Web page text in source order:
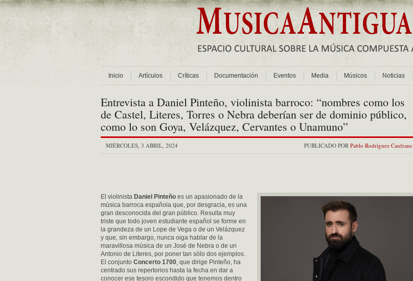
Inicio Artículos Críticas Documentación Eventos Media Músicos Noticias
Entrevista a Daniel Pinteño, violinista barroco: “nombres como los
de Castel, Literes, Torres o Nebra deberían ser de dominio público,
como lo son Goya, Velázquez, Cervantes o Unamuno”
PUBLICADO POR Pablo Rodríguez Canfranc
MIÉRCOLES, 3 ABRIL, 2024
El violinista Daniel Pinteño es un apasionado de la
música barroca española que, por desgracia, es una
gran desconocida del gran público. Resulta muy
triste que todo joven estudiante español se forme en
la grandeza de un Lope de Vega o de un Velázquez
y que, sin embargo, nunca oiga hablar de la
maravillosa música de un José de Nebra o de un
Antonio de Literes, por poner tan sólo dos ejemplos.
El conjunto Concerto 1700, que dirige Pinteño, ha
centrado sus repertorios hasta la fecha en dar a
conocer ese tesoro escondido que tenemos dentro